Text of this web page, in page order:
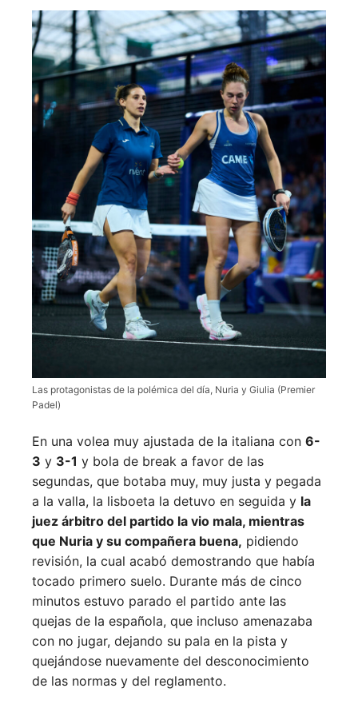
Las protagonistas de la polémica del día, Nuria y Giulia (Premier
Padel)
En una volea muy ajustada de la italiana con 6-
3 y 3-1 y bola de break a favor de las
segundas, que botaba muy, muy justa y pegada
a la valla, la lisboeta la detuvo en seguida y la
juez árbitro del partido la vio mala, mientras
que Nuria y su compañera buena, pidiendo
revisión, la cual acabó demostrando que había
tocado primero suelo. Durante más de cinco
minutos estuvo parado el partido ante las
quejas de la española, que incluso amenazaba
con no jugar, dejando su pala en la pista y
quejándose nuevamente del desconocimiento
de las normas y del reglamento.